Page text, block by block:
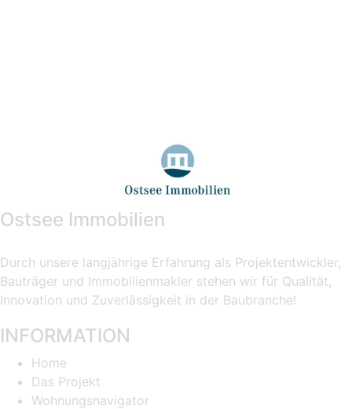
Ostsee Immobilien
Durch unsere langjährige Erfahrung als Projektentwickler,
Bauträger und Immobilienmakler stehen wir für Qualität,
Innovation und Zuverlässigkeit in der Baubranche!
INFORMATION
Home
Das Projekt
Wohnungsnavigator